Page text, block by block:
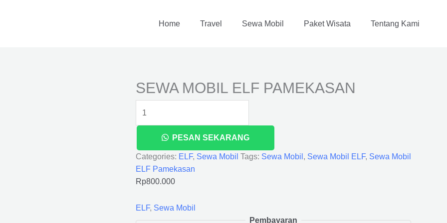
Home Travel Sewa Mobil Paket Wisata Tentang Kami
SEWA MOBIL ELF PAMEKASAN
PESAN SEKARANG
Categories: ELF, Sewa Mobil Tags: Sewa Mobil , Sewa Mobil ELF, Sewa Mobil
ELF Pamekasan
Rp800.000
ELF, Sewa Mobil
Pembayaran